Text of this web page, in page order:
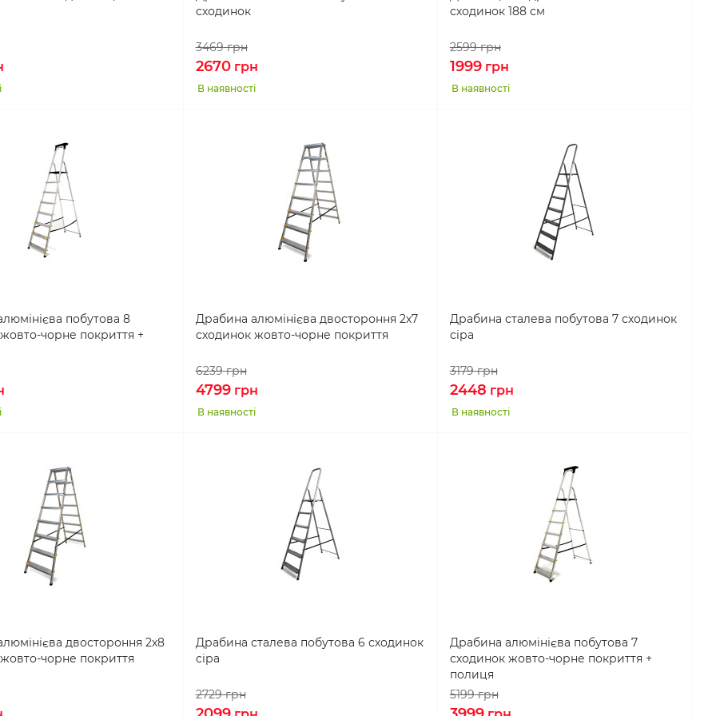
сходинок
3469грн
2670грн
В наявності
сходинок 188 см
2599грн
1999грн
В наявності
побутова 8
чорне покриття +
Драбина алюмінієва двостороння 2х7
сходинок жовто-чорне покриття
6239грн
4799грн
В наявності
Драбина сталева побутова 7 сходинок
сіра
3179грн
2448 грн
В наявності
двостороння 2х8
чорне покриття
Драбина сталева побутова 6 сходинок
сіра
2729грн
Драбина алюмінієва побутова 7
сходинок жовто-чорне покриття +
полиця
5199грн